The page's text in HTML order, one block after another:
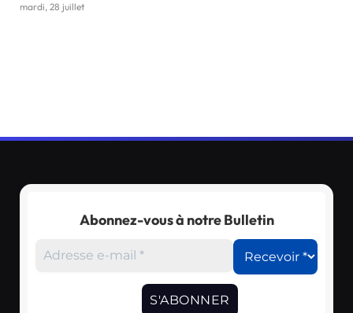
mardi, 28 juillet
Abonnez-vous à notre Bulletin